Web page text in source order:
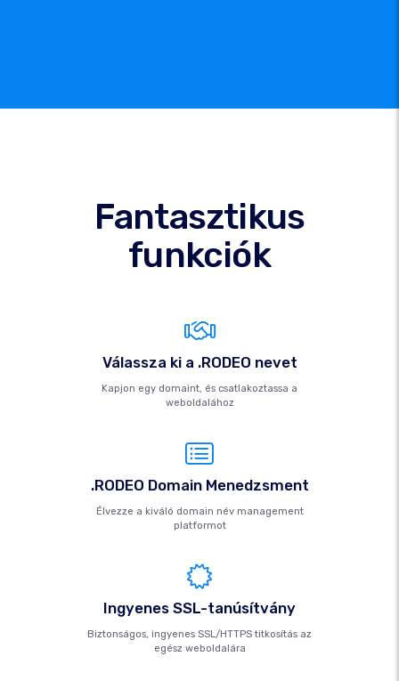
Fantasztikus
funkciók
Válassza ki a .RODEO nevet
Kapjon egy domaint, és csatlakoztassa a
weboldalához
.RODEO Domain Menedzsment
Élvezze a kiváló domain név management
platformot
Ingyenes SSL-tanúsítvány
Biztonságos, ingyenes SSL/HTTPS titkosítás az
egész weboldalára